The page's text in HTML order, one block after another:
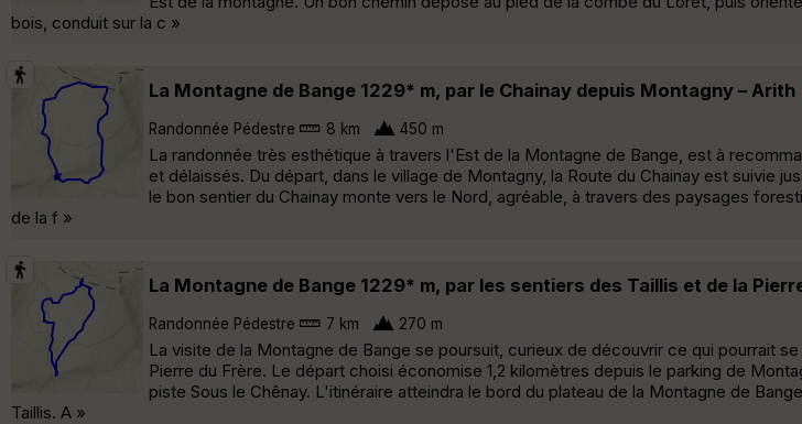
bois, conduit sur la c »
La Montagne de Bange 1229* m, par le Chainay depuis Montagny – Arith
Randonnée Pédestre 8 km 450 m
La randonnée très esthétique à travers l'Est de la Montagne de Bange, est à
et délaissés. Du départ, dans le village de Montagny, la Route du Chainay est suivie
le bon sentier du Chainay monte vers le Nord, agréable, à travers des paysages
de la f »
La Montagne de Bange 1229* m, par les sentiers des Taillis et de la
Randonnée Pédestre 7 km 270 m
La visite de la Montagne de Bange se poursuit, curieux de découvrir ce qui pourrait
Pierre du Frère. Le départ choisi économise 1,2 kilomètres depuis le parking de
piste Sous le Chênay. L'itinéraire atteindra le bord du plateau de la Montagne de
Taillis. A »